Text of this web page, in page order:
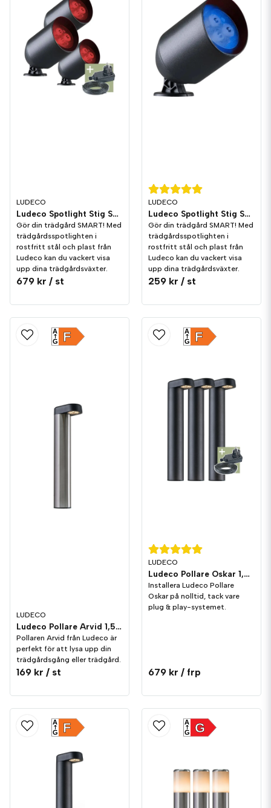
LUDECO
Ludeco Spotlight Stig Smart 1,7W 120lm IP44 3-pack
Gör din trädgård SMART! Med
trädgårdsspotlighten i
rostfritt stål och plast från
Ludeco kan du vackert visa
upp dina trädgårdsväxter.
679 kr / st
LUDECO
Ludeco Spotlight Stig Smart 1,7W 120lm IP44
Gör din trädgård SMART! Med
trädgårdsspotlighten i
rostfritt stål och plast från
Ludeco kan du vackert visa
upp dina trädgårdsväxter.
259 kr / st
LUDECO
Ludeco Pollare Arvid 1,5W 150lm IP44
Pollaren Arvid från Ludeco är
perfekt för att lysa upp din
trädgårdsgång eller trädgård.
169 kr / st
F
A
G
LUDECO
Ludeco Pollare Oskar 1,5W 150lm IP44 3-pack
Installera Ludeco Pollare
Oskar på nolltid, tack vare
plug & play-systemet.
679 kr / frp
F
A
G
F
A
G G
A
G